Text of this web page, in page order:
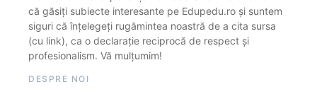
că găsiți subiecte interesante pe Edupedu.ro și suntem
siguri că înțelegeți rugămintea noastră de a cita sursa
(cu link), ca o declarație reciprocă de respect și
profesionalism. Vă mulțumim!
DESPRE NOI